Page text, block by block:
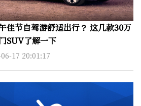
佳节自驾游舒适出行？ 这几款30万
SUV了解一下
17 20:01:17